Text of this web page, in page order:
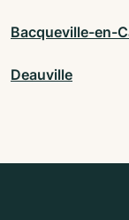
Bacqueville-en-
Deauville